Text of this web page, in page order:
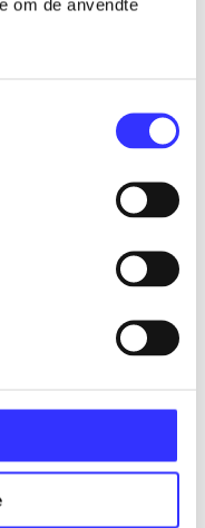
om de anvendte
udgivelser